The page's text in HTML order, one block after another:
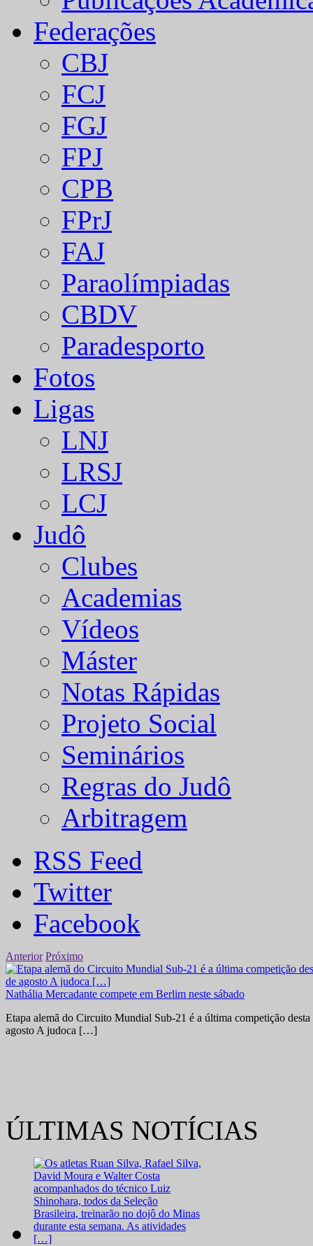
Federações
CBJ
FCJ
FGJ
FPJ
CPB
FPrJ
FAJ
Paraolímpiadas
CBDV
Paradesporto
Fotos
Ligas
LNJ
LRSJ
LCJ
Judô
Clubes
Academias
Vídeos
Máster
Notas Rápidas
Projeto Social
Seminários
Regras do Judô
Arbitragem
RSS Feed
Twitter
Facebook
Anterior Próximo
Nathália Mercadante compete em Berlim neste sábado
Etapa alemã do Circuito Mundial Sub-21 é a última competição
agosto A judoca […]
ÚLTIMAS NOTÍCIAS